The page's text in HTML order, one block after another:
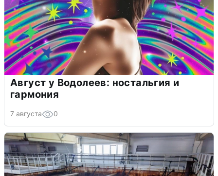
Август у Водолеев: ностальгия и
гармония
7 августа 0